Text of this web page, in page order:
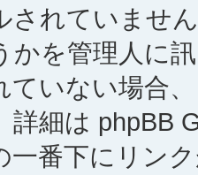
されていませ
かを管理人に
ていない場合
詳細は phpBB
一番下にリン